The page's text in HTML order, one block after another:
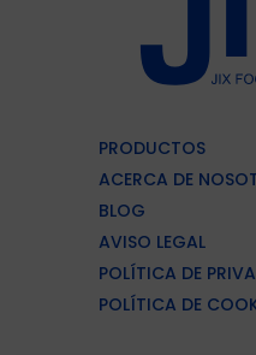
PRODUCTOS
ACERCA DE
BLOG
AVISO LEGAL
POLÍTICA DE
POLÍTICA DE